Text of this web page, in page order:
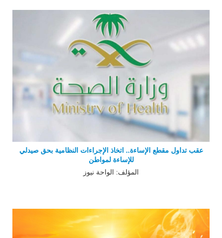
عقب تداول مقطع الإساءة.. اتخاذ الإجراءات النظامية بحق صيدلي
للإساءة لمواطن
المؤلف: الواحة نيوز